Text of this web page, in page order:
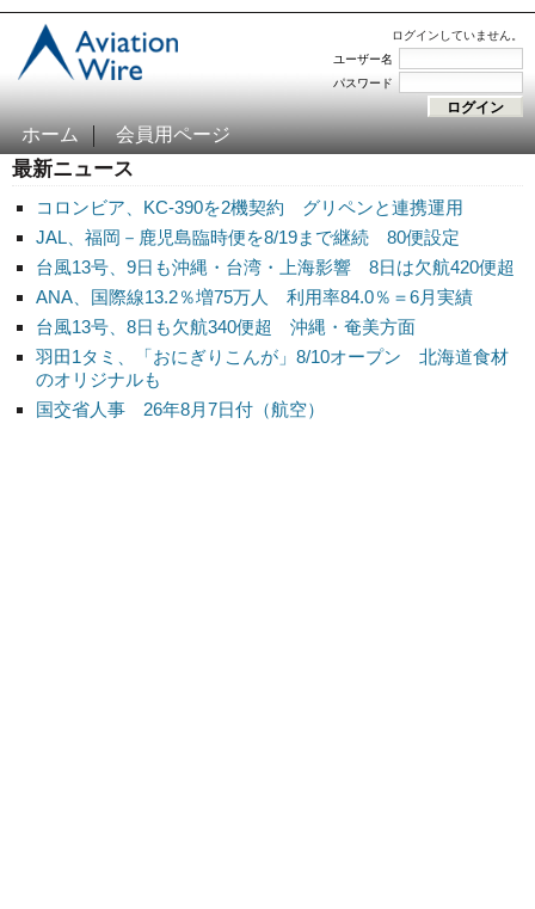
ログインしていません。
ユーザー名
パスワード
ホーム 会員用ページ
最新ニュース
コロンビア、KC-390を2機契約 グリペンと連携運用
JAL、福岡－鹿児島臨時便を8/19まで継続 80便設定
台風13号、9日も沖縄・台湾・上海影響 8日は欠航420便超
ANA、国際線13.2％増75万人 利用率84.0％＝6月実績
台風13号、8日も欠航340便超 沖縄・奄美方面
羽田1タミ、「おにぎりこんが」8/10オープン 北海道食材
のオリジナルも
国交省人事 26年8月7日付（航空）